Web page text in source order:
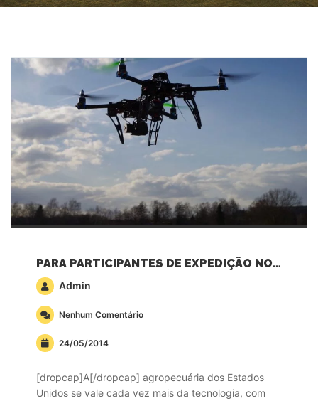
PARA PARTICIPANTES DE EXPEDIÇÃO NOS EUA, TECNOLOGIA NÃO SUBSTITUI IDA AO CAMPO
Admin
Nenhum Comentário
24/05/2014
[dropcap]A[/dropcap] agropecuária dos Estados
Unidos se vale cada vez mais da tecnologia, com